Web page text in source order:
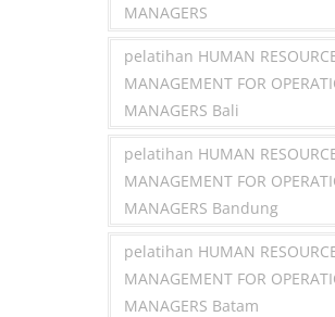
MANAGERS
pelatihan HUMAN
MANAGEMENT FOR
MANAGERS Bali
pelatihan HUMAN
MANAGEMENT FOR
MANAGERS Bandung
pelatihan HUMAN
MANAGEMENT FOR
MANAGERS Batam